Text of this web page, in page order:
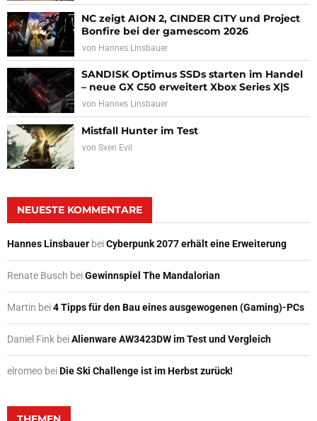
NC zeigt AION 2, CINDER CITY und Project
Bonfire bei der gamescom 2026
von Hannes Linsbauer
SANDISK Optimus SSDs starten im Handel
– neue GX C50 erweitert Xbox Series X|S
von Hannes Linsbauer
Mistfall Hunter im Test
von Sven Evil
NEUESTE KOMMENTARE
Hannes Linsbauer beiCyberpunk 2077 erhält eine Erweiterung
Renate Busch beiGewinnspiel The Mandalorian
Martin bei4 Tipps für den Bau eines ausgewogenen (Gaming)-PCs
Daniel Fink beiAlienware AW3423DW im Test und Vergleich
elromeo beiDie Ski Challenge ist im Herbst zurück!